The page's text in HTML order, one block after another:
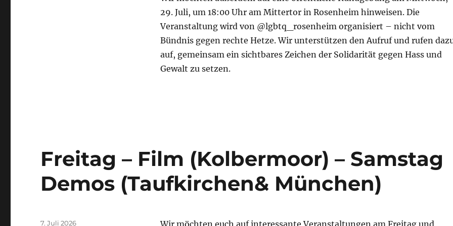
29. Juli, um 18:00 Uhr am Mittertor in Rosenheim hinweisen. Die
Veranstaltung wird von @lgbtq_rosenheim organisiert – nicht vom
Bündnis gegen rechte Hetze. Wir unterstützen den Aufruf und rufen
auf, gemeinsam ein sichtbares Zeichen der Solidarität gegen Hass und
Gewalt zu setzen.
Freitag – Film (Kolbermoor) – Samstag
Demos (Taufkirchen& München)
Wir möchten euch auf interessante Veranstaltungen am Freitag und
Veröffentlicht
7. Juli 2026